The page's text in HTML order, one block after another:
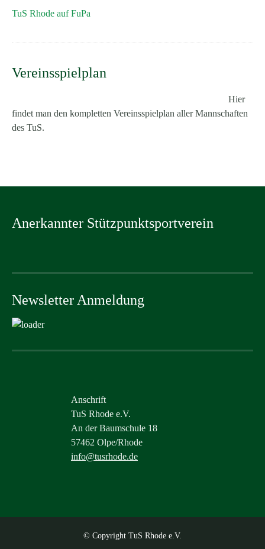
TuS Rhode auf FuPa
Vereinsspielplan
Hier
findet man den kompletten Vereinsspielplan aller Mannschaften
des TuS.
Anerkannter Stützpunktsportverein
Newsletter Anmeldung
Anschrift
TuS Rhode e.V.
An der Baumschule 18
57462 Olpe/Rhode
info@tusrhode.de
© Copyright TuS Rhode e.V.